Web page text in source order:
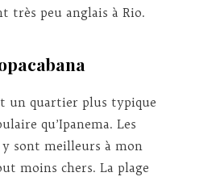
très peu anglais à Rio.
un quartier plus typique
qu’Ipanema. Les
sont meilleurs à mon
moins chers. La plage